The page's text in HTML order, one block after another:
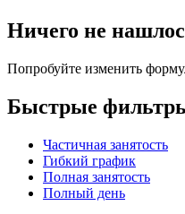
Ничего не
Попробуйте изменить
Быстрые
Частичная занятость
Гибкий график
Полная занятость
Полный день